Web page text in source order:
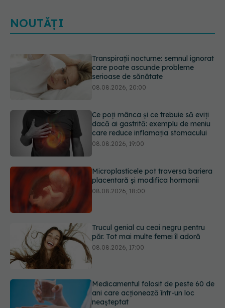
NOUTĂȚI
Ce poți mânca și ce trebuie să eviți
dacă ai gastrită: exemplu de meniu
care reduce inflamația stomacului
08.08.2026, 19:00
Microplasticele pot traversa bariera
placentară și modifica hormonii
08.08.2026, 18:00
Trucul genial cu ceai negru pentru
păr. Tot mai multe femei îl adoră
08.08.2026, 17:00
Medicamentul folosit de peste 60 de
ani care acționează într-un loc
neașteptat
Transpirații nocturne: semnul ignorat
care poate ascunde probleme
serioase de sănătate